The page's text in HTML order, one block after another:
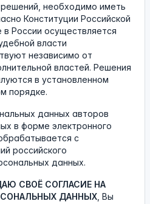
необходимо иметь
Конституции Российской
России осуществляется
власти
независимо от
властей. Решения
в установленном
порядке.
данных авторов
в форме электронного
с
российского
данных.
СВОЁ СОГЛАСИЕ НА
ДАННЫХ , Вы